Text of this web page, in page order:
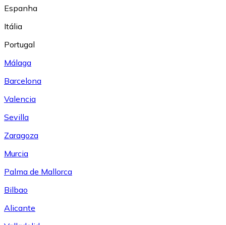
Espanha
Itália
Portugal
Málaga
Barcelona
Valencia
Sevilla
Zaragoza
Murcia
Palma de Mallorca
Bilbao
Alicante